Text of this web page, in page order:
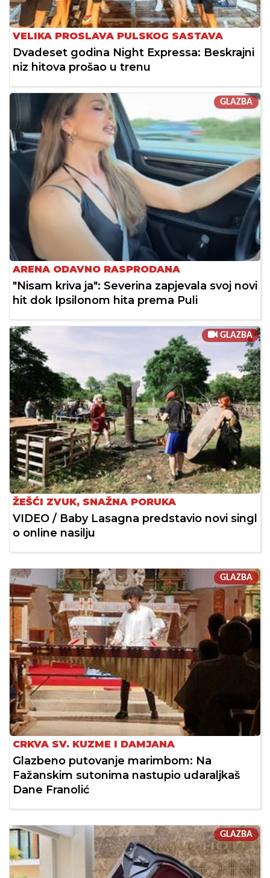
VELIKA PROSLAVA PULSKOG SASTAVA
Dvadeset godina Night Expressa: Beskrajni
niz hitova prošao u trenu
GLAZBA
ARENA ODAVNO RASPRODANA
"Nisam kriva ja": Severina zapjevala svoj novi
hit dok Ipsilonom hita prema Puli
GLAZBA
ŽEŠĆI ZVUK, SNAŽNA PORUKA
VIDEO / Baby Lasagna predstavio novi singl
o online nasilju
GLAZBA
CRKVA SV. KUZME I DAMJANA
Glazbeno putovanje marimbom: Na
Fažanskim sutonima nastupio udaraljkaš
Dane Franolić
GLAZBA